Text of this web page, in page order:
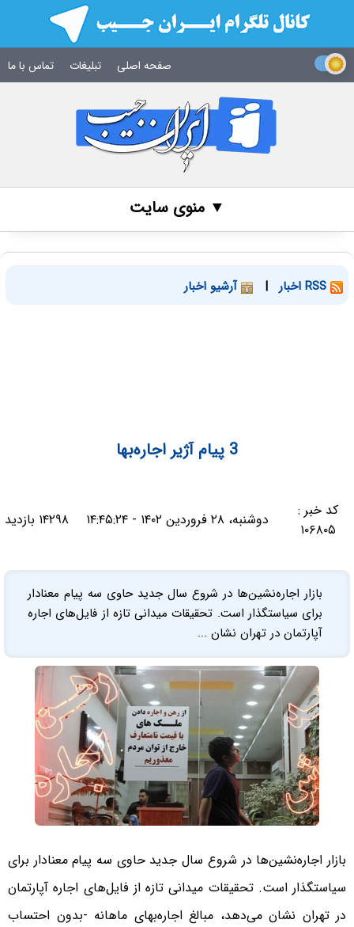
صفحه اصلی تبلیغات تماس با ما
▼ منوی سایت
| آرشیو اخبار
3 پیام آژیر اجاره‌بها
کد خبر :
۱۰۶۸۰۵
دوشنبه، ۲۸ فروردین ۱۴۰۲ - ۱۴:۴۵:۲۴ ۱۴۲۹۸ بازدید
بازار اجاره‌نشین‌ها در شروع سال جدید حاوی سه پیام معنادار
برای سیاستگذار است. تحقیقات میدانی تازه از فایل‌های اجاره
آپارتمان در تهران نشان ...
بازار اجاره‌نشین‌ها در شروع سال جدید حاوی سه پیام معنادار برای
سیاستگذار است. تحقیقات میدانی تازه از فایل‌های اجاره آپارتمان
در تهران نشان می‌دهد، مبالغ اجاره‌بهای ماهانه -بدون احتساب